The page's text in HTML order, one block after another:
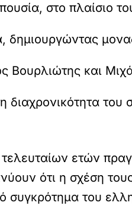
στο πλαίσιο
Βουρλιώτης και
του
ετών
ότι η σχέση
συγκρότημα του